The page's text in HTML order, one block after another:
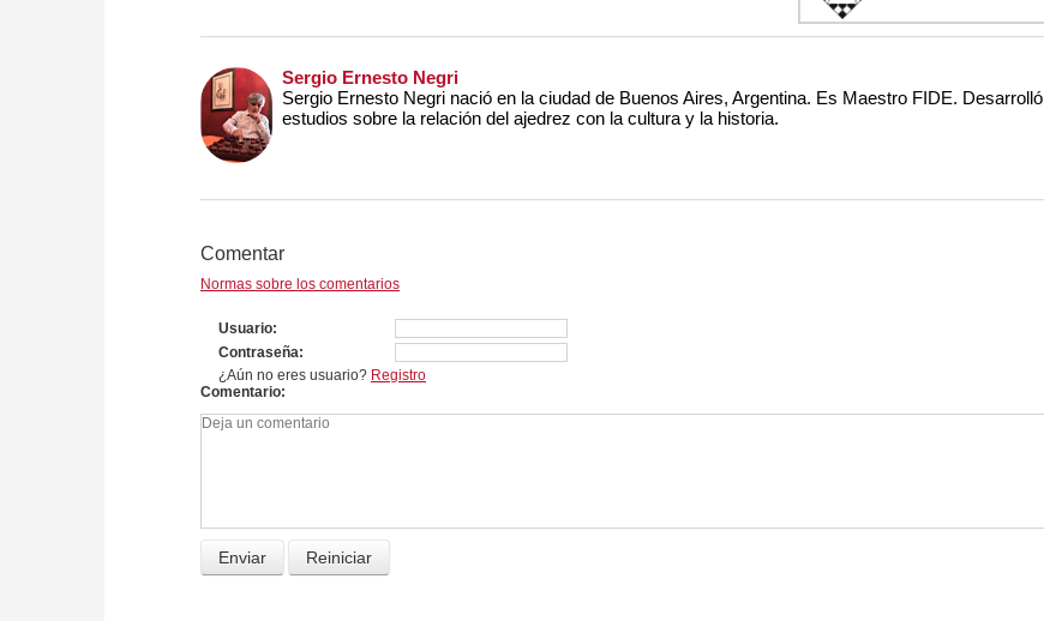
Sergio Ernesto Negri
Sergio Ernesto Negri nació en la ciudad de Buenos Aires, Argentina. Es Maestro FIDE. Desarrolló
estudios sobre la relación del ajedrez con la cultura y la historia.
Comentar
Normas sobre los comentarios
Usuario
Contraseña
¿Aún no eres usuario? Registro
Comentario